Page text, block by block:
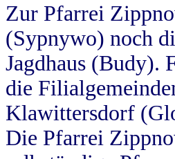
Zur Pfarrei
(Sypnywo) noch
Jagdhaus (Budy).
die
Klawittersdorf
Die Pfarrei